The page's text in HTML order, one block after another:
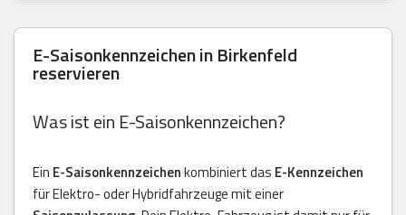
E-Saisonkennzeichen in Birkenfeld
reservieren
Was ist ein E-Saisonkennzeichen?
Ein E-Saisonkennzeichenkombiniert das E-Kennzeichen
für Elektro- oder Hybridfahrzeuge mit einer